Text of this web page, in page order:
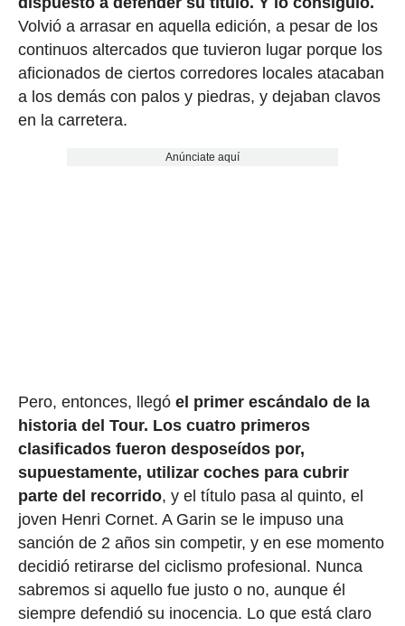
Volvió a arrasar en aquella edición, a pesar de los
continuos altercados que tuvieron lugar porque los
aficionados de ciertos corredores locales atacaban
a los demás con palos y piedras, y dejaban clavos
en la carretera.
Anúnciate aquí
Pero, entonces, llegó el primer escándalo de la
historia del Tour. Los cuatro primeros
clasificados fueron desposeídos por,
supuestamente, utilizar coches para cubrir
parte del recorrido, y el título pasa al quinto, el
joven Henri Cornet. A Garin se le impuso una
sanción de 2 años sin competir, y en ese momento
decidió retirarse del ciclismo profesional. Nunca
sabremos si aquello fue justo o no, aunque él
siempre defendió su inocencia. Lo que está claro